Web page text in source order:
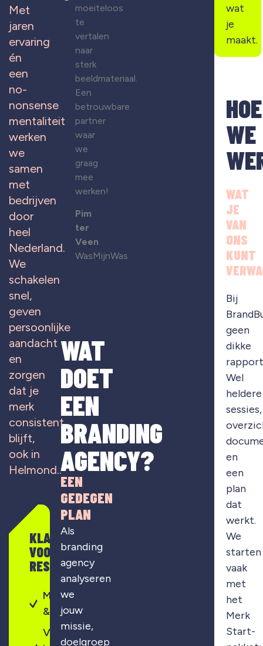
Met
jaren
ervaring
én
een
no-
nonsense
mentaliteit
werken
we
samen
met
bedrijven
door
heel
Nederland.
We
schakelen
snel,
geven
persoonlijke
aandacht
en
zorgen
dat je
merk
consistent
blijft,
ook in
Helmond..
KLAAR
VOOR
RESULTAAT?
Merkontwikkeling
& strategie
Visuele
moeiteloos
te
vertalen
naar
sterk
beeldmateriaal.
Een
betrouwbare
partner
waar
we
graag
mee
werken!
Pim
ter
Veen
WasMijnWas
WAT
DOET
EEN
BRANDING
AGENCY?
EEN
GEDEGEN
PLAN
Als
branding
agency
analyseren
we
jouw
missie,
doelgroep
HOE
WE
WAT
JE
VAN
ONS
KUNT
Bij
geen
dikke
Wel
heldere
sessies,
en
een
plan
dat
werkt.
We
starten
vaak
met
het
Merk
Start-
wat
je
maakt.